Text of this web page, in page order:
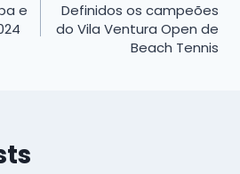
e
Definidos os campeões
do Vila Ventura Open de
Beach Tennis